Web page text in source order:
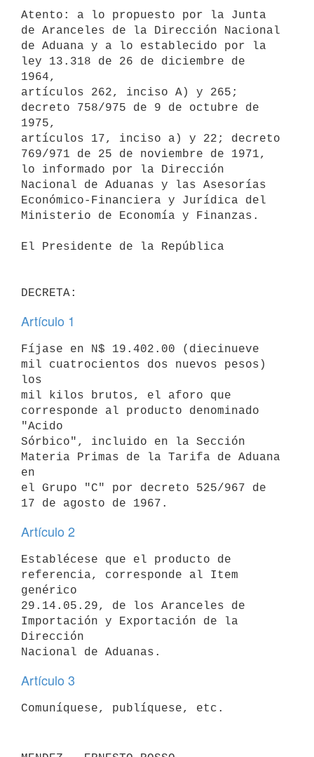
Atento: a lo propuesto por la Junta
de Aranceles de la Dirección Nacional
de Aduana y a lo establecido por la
ley 13.318 de 26 de diciembre de
1964,
artículos 262, inciso A) y 265;
decreto 758/975 de 9 de octubre de
1975,
artículos 17, inciso a) y 22; decreto
769/971 de 25 de noviembre de 1971,
lo informado por la Dirección
Nacional de Aduanas y las Asesorías
Económico-Financiera y Jurídica del
Ministerio de Economía y Finanzas.
El Presidente de la República
Artículo 1
Fíjase en N$ 19.402.00 (diecinueve
mil cuatrocientos dos nuevos pesos)
los
mil kilos brutos, el aforo que
corresponde al producto denominado
"Acido
Sórbico", incluido en la Sección
Materia Primas de la Tarifa de Aduana
en
el Grupo "C" por decreto 525/967 de
Artículo 2
Establécese que el producto de
referencia, corresponde al Item
genérico
29.14.05.29, de los Aranceles de
Importación y Exportación de la
Dirección
Artículo 3